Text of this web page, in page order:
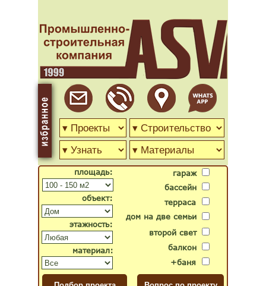
гараж
бассейн
второй свет
дом на две семьи
терраса
балкон
+баня
объект:
материал:
площадь:
этажность: